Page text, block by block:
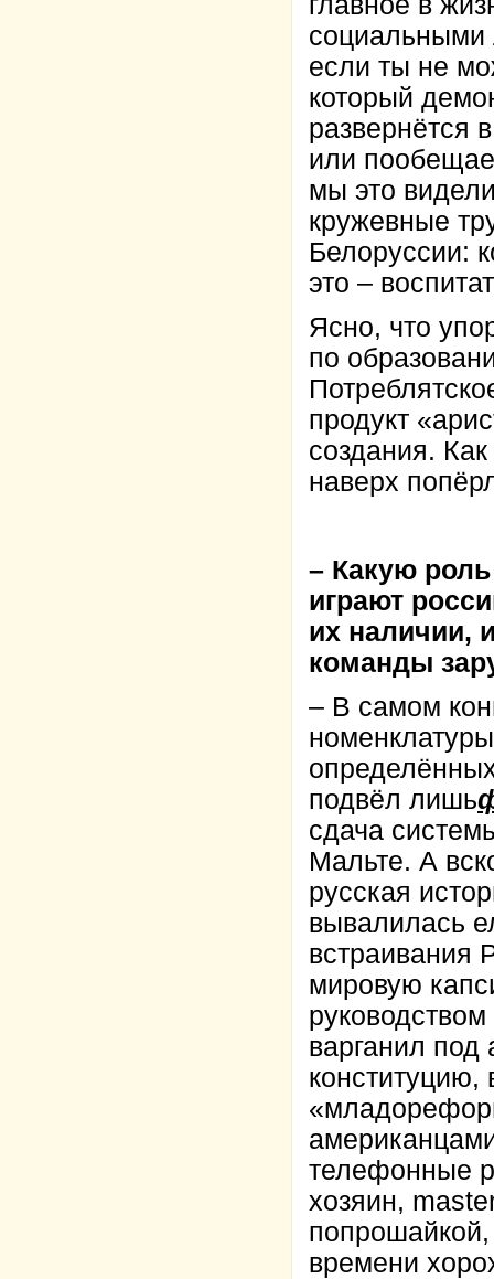
социальными
если ты не
который
развернётся
или
мы это
кружевные
Белоруссии:
это –
Ясно, что
по
продукт
создания. Как
наверх
– Какую
играют
их наличии,
команды
– В самом
подвёл лишь
сдача
Мальте. А
русская
вывалилась
встраивания
мировую
варганил под
конституцию,
телефонные
хозяин,
времени